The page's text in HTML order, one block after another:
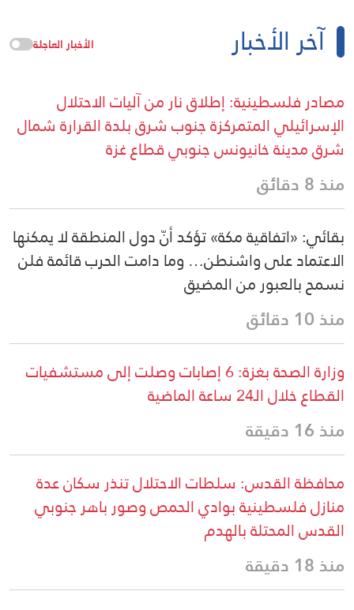
آخر الأخبار الأخبار العاجلة
مصادر فلسطينية: إطلاق نار من آليات الاحتلال
الإسرائيلي المتمركزة جنوب شرق بلدة القرارة شمال
شرق مدينة خانيونس جنوبي قطاع غزة
منذ 8 دقائق
بقائي: «اتفاقية مكة» تؤكد أنّ دول المنطقة لا يمكنها
الاعتماد على واشنطن… وما دامت الحرب قائمة فلن
نسمح بالعبور من المضيق
منذ 10 دقائق
وزارة الصحة بغزة: 6 إصابات وصلت إلى مستشفيات
القطاع خلال الـ24 ساعة الماضية
منذ 16 دقيقة
محافظة القدس: سلطات الاحتلال تنذر سكان عدة
منازل فلسطينية بوادي الحمص وصور باهر جنوبي
القدس المحتلة بالهدم
منذ 18 دقيقة